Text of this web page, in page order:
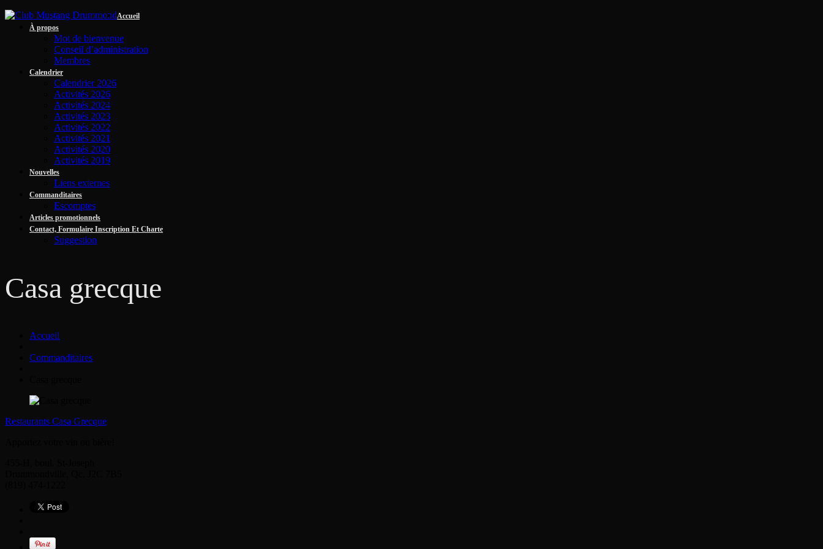
Accueil
À propos
Mot de bienvenue
Conseil d’administration
Membres
Calendrier
Calendrier 2026
Activités 2026
Activités 2024
Activités 2023
Activités 2022
Activités 2021
Activités 2020
Activités 2019
Nouvelles
Liens externes
Commanditaires
Escomptes
Articles promotionnels
Contact, Formulaire Inscription Et Charte
Suggestion
Casa grecque
Accueil
Commanditaires
Restaurants Casa Grecque